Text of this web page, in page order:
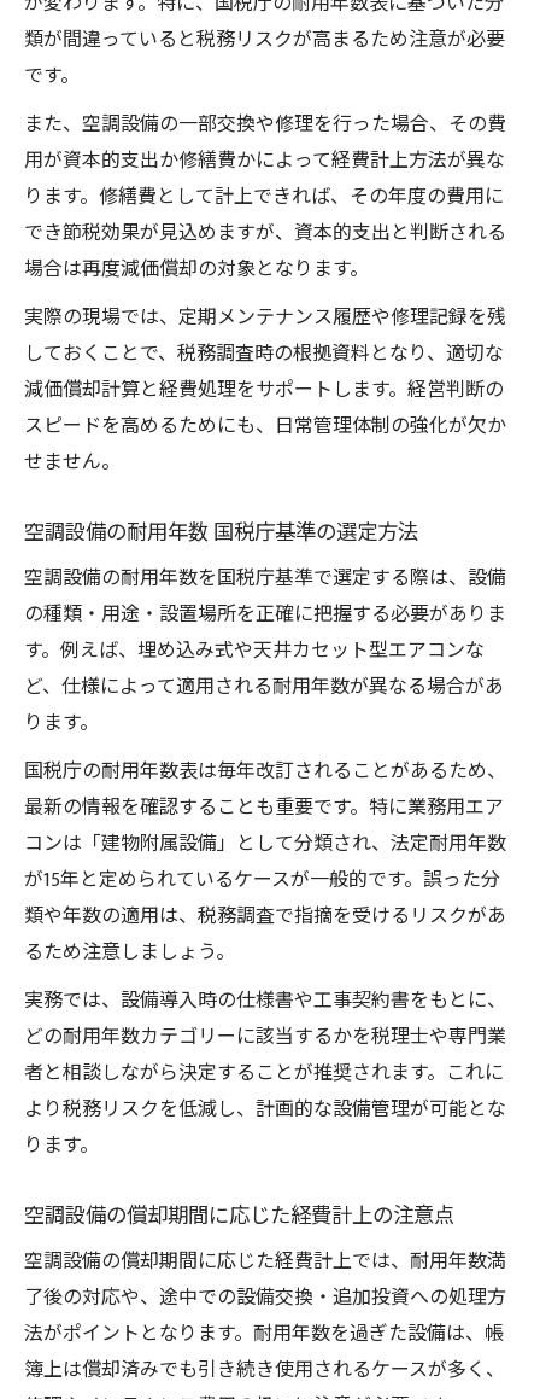
類が間違っていると税務リスクが高まるため注意が必要
です。
また、空調設備の一部交換や修理を行った場合、その費
用が資本的支出か修繕費かによって経費計上方法が異な
ります。修繕費として計上できれば、その年度の費用に
でき節税効果が見込めますが、資本的支出と判断される
場合は再度減価償却の対象となります。
実際の現場では、定期メンテナンス履歴や修理記録を残
しておくことで、税務調査時の根拠資料となり、適切な
減価償却計算と経費処理をサポートします。経営判断の
スピードを高めるためにも、日常管理体制の強化が欠か
せません。
空調設備の耐用年数 国税庁基準の選定方法
空調設備の耐用年数を国税庁基準で選定する際は、設備
の種類・用途・設置場所を正確に把握する必要がありま
す。例えば、埋め込み式や天井カセット型エアコンな
ど、仕様によって適用される耐用年数が異なる場合があ
ります。
国税庁の耐用年数表は毎年改訂されることがあるため、
最新の情報を確認することも重要です。特に業務用エア
コンは「建物附属設備」として分類され、法定耐用年数
が15年と定められているケースが一般的です。誤った分
類や年数の適用は、税務調査で指摘を受けるリスクがあ
るため注意しましょう。
実務では、設備導入時の仕様書や工事契約書をもとに、
どの耐用年数カテゴリーに該当するかを税理士や専門業
者と相談しながら決定することが推奨されます。これに
より税務リスクを低減し、計画的な設備管理が可能とな
ります。
空調設備の償却期間に応じた経費計上の注意点
空調設備の償却期間に応じた経費計上では、耐用年数満
了後の対応や、途中での設備交換・追加投資への処理方
法がポイントとなります。耐用年数を過ぎた設備は、帳
簿上は償却済みでも引き続き使用されるケースが多く、